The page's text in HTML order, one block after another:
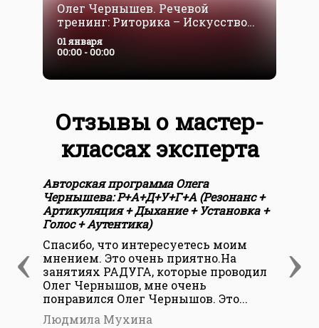
Олег Чернышев. Речевой
тренинг: Риторика – Искусство
красноречия.
Блок 1
01 января
00:00 - 00:00
Отзывы о мастер-
классах эксперта
‹ ›
Авторская программа Олега
Чернышева: Р+А+Д+У+Г+А (Резонанс +
Артикуляция + Дыхание + Установка +
Голос + Аутентика)
Спасибо, что интересуетесь моим
мнением. Это очень приятно.На
занятиях РАДУГА, которые проводил
Олег Чернышов, мне очень
понравился Олег Чернышов. Это...
Людмила Мухина